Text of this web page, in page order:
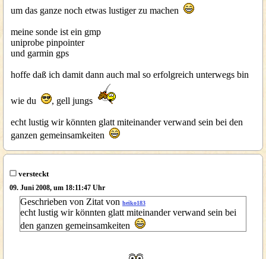
um das ganze noch etwas lustiger zu machen
meine sonde ist ein gmp
uniprobe pinpointer
und garmin gps
hoffe daß ich damit dann auch mal so erfolgreich unterwegs bin
wie du , gell jungs
echt lustig wir könnten glatt miteinander verwand sein bei den
ganzen gemeinsamkeiten
versteckt
09. Juni 2008, um 18:11:47 Uhr
Geschrieben von Zitat von heiko183
echt lustig wir könnten glatt miteinander verwand sein bei
den ganzen gemeinsamkeiten